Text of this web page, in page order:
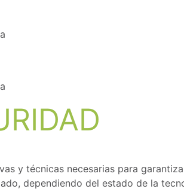
y técnicas necesarias para
dependiendo del estado de la